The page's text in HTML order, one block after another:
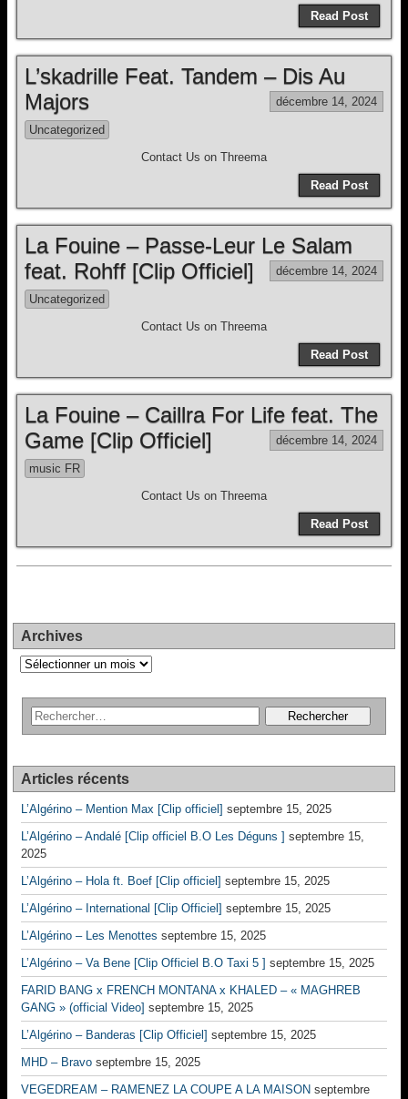
Read Post
L’skadrille Feat. Tandem – Dis Au
Majors
décembre 14, 2024
Uncategorized
Contact Us on Threema
Read Post
La Fouine – Passe-Leur Le Salam
feat. Rohff [Clip Officiel]
décembre 14, 2024
Uncategorized
Contact Us on Threema
Read Post
La Fouine – Caillra For Life feat. The
Game [Clip Officiel]
décembre 14, 2024
music FR
Contact Us on Threema
Read Post
Archives
Archives
Articles récents
L’Algérino – Mention Max [Clip officiel] septembre 15, 2025
L’Algérino – Andalé [Clip officiel B.O Les Déguns ] septembre 15,
2025
L’Algérino – Hola ft. Boef [Clip officiel] septembre 15, 2025
L’Algérino – International [Clip Officiel] septembre 15, 2025
L’Algérino – Les Menottes septembre 15, 2025
L’Algérino – Va Bene [Clip Officiel B.O Taxi 5 ] septembre 15, 2025
FARID BANG x FRENCH MONTANA x KHALED – « MAGHREB
GANG » (official Video] septembre 15, 2025
L’Algérino – Banderas [Clip Officiel] septembre 15, 2025
MHD – Bravo septembre 15, 2025
VEGEDREAM – RAMENEZ LA COUPE A LA MAISON septembre